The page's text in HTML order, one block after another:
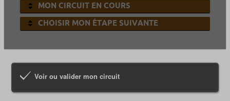
MON CIRCUIT EN COURS
CHOISIR MON ÉTAPE SUIVANTE
Voir ou valider mon circuit